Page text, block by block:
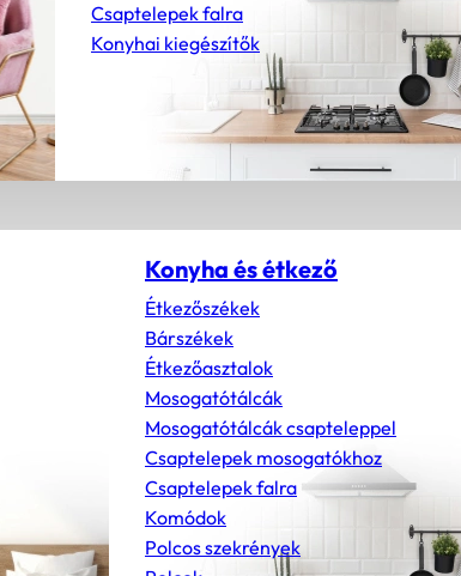
Csaptelepek falra
Konyhai kiegészítők
Konyha és étkező
Étkezőszékek
Bárszékek
Étkezőasztalok
Mosogatótálcák
Mosogatótálcák csapteleppel
Csaptelepek mosogatókhoz
Csaptelepek falra
Komódok
Polcos szekrények